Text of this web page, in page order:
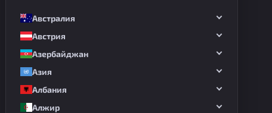
Австралия
Австрия
Азербайджан
Азия
Албания
Алжир